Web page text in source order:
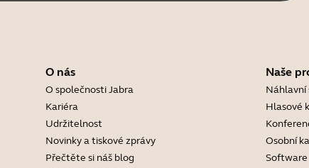
O nás
O společnosti Jabra
Kariéra
Udržitelnost
Novinky a tiskové zprávy
Přečtěte si náš blog
Naše
Náhlavní
Hlasové
Osobní
Software